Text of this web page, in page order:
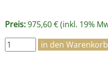
Preis:975,60 € (inkl. 19%